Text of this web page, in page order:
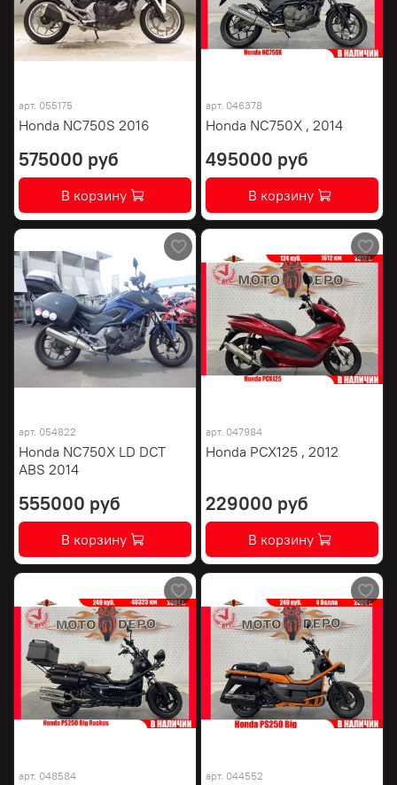
арт. 055175
Honda NC750S 2016
575000 руб
В корзину
арт. 046378
Honda NC750X , 2014
495000 руб
В корзину
арт. 054822
Honda NC750X LD DCT
ABS 2014
555000 руб
В корзину
арт. 047984
Honda PCX125 , 2012
229000 руб
В корзину
арт. 048584 арт. 044552